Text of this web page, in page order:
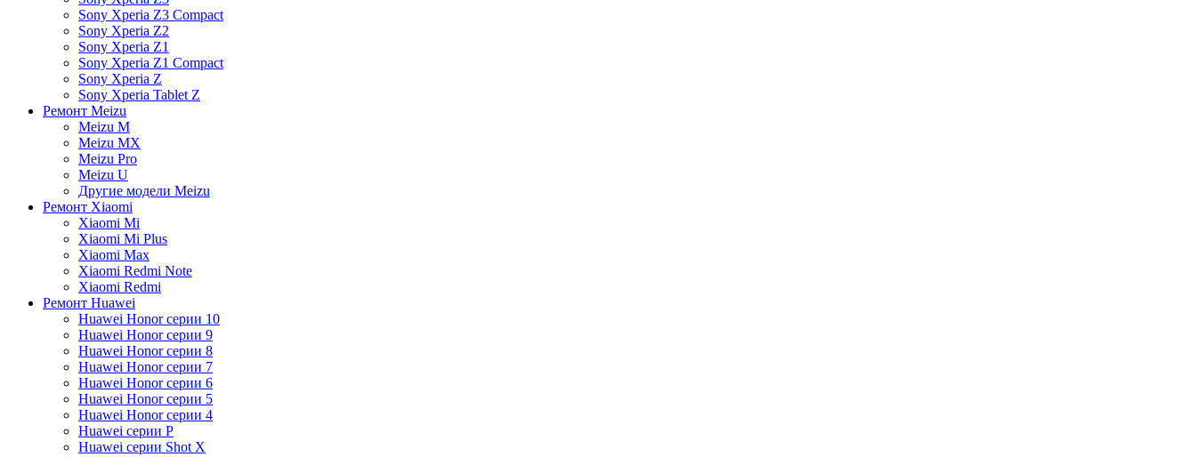
Sony Xperia Z3 Compact
Sony Xperia Z2
Sony Xperia Z1
Sony Xperia Z1 Compact
Sony Xperia Z
Sony Xperia Tablet Z
Ремонт Meizu
Meizu M
Meizu MX
Meizu Pro
Meizu U
Другие модели Meizu
Ремонт Xiaomi
Xiaomi Mi
Xiaomi Mi Plus
Xiaomi Max
Xiaomi Redmi Note
Xiaomi Redmi
Ремонт Huawei
Huawei Honor серии 10
Huawei Honor серии 9
Huawei Honor серии 8
Huawei Honor серии 7
Huawei Honor серии 6
Huawei Honor серии 5
Huawei Honor серии 4
Huawei серии P
Huawei серии Shot X